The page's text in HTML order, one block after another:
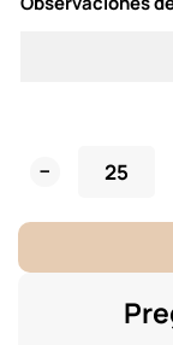
para